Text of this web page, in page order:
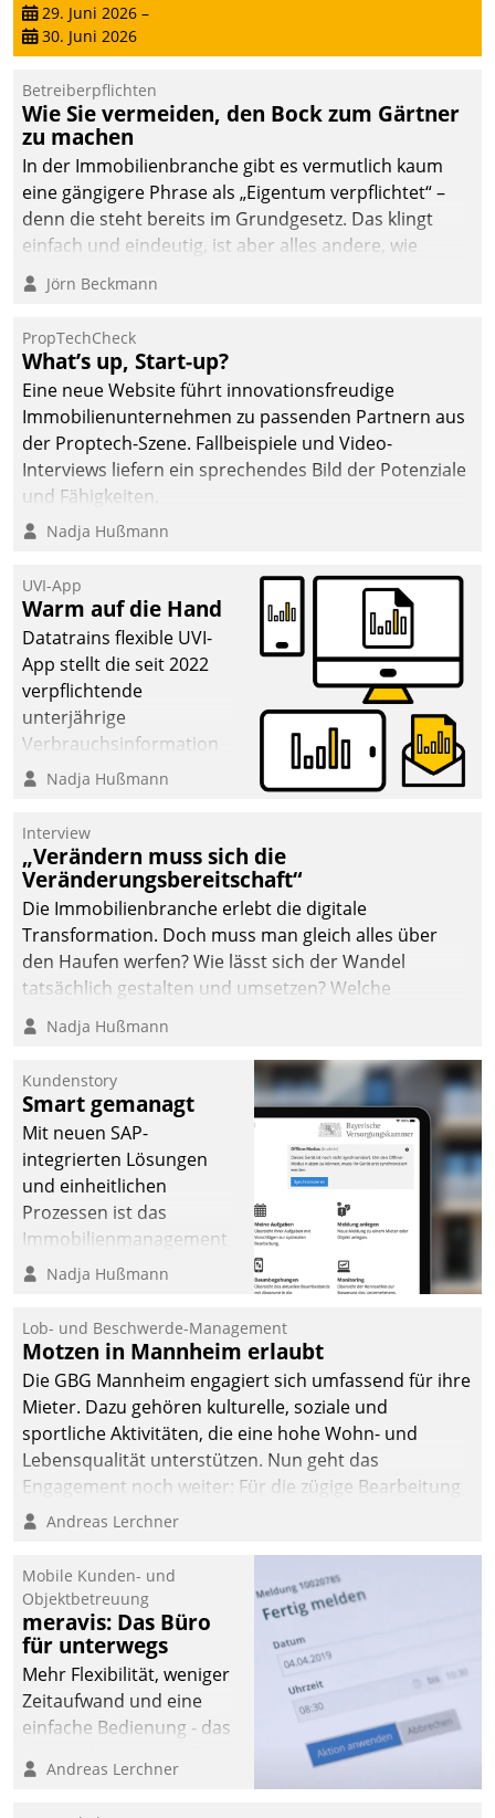
29. Juni 2026 –
30. Juni 2026
Betreiberpflichten
Wie Sie vermeiden, den Bock zum Gärtner
zu machen
In der Immobilienbranche gibt es vermutlich kaum
eine gängigere Phrase als „Eigentum verpflichtet“ –
denn die steht bereits im Grundgesetz. Das klingt
einfach und eindeutig, ist aber alles andere, wie
Branchenbeschäftigte wissen. Denn mit der
Verantwortung folgen Verpflichtungen.
Jörn Beckmann
PropTechCheck
What’s up, Start-up?
Eine neue Website führt innovationsfreudige
Immobilienunternehmen zu passenden Partnern aus
der Proptech-Szene. Fallbeispiele und Video-
Interviews liefern ein sprechendes Bild der Potenziale
und Fähigkeiten.
Nadja Hußmann
UVI-App
Warm auf die Hand
Datatrains flexible UVI-
App stellt die seit 2022
verpflichtende
unterjährige
Verbrauchsinformation
schnell, zuverlässig und
Die monatlichen
Mitteilungen zum
Heizungs- und
Wasserverbrauch gehen
automatisiert, vollständig
und auf Wunsch über
mehrere zuvor
Kommunikationswege bei
Nadja Hußmann
Interview
„Verändern muss sich die
Veränderungsbereitschaft“
Die Immobilienbranche erlebt die digitale
Transformation. Doch muss man gleich alles über
den Haufen werfen? Wie lässt sich der Wandel
tatsächlich gestalten und umsetzen? Welche
Argumente zählen wirklich?
Nadja Hußmann
Kundenstory
Smart gemanagt
Mit neuen SAP-
integrierten Lösungen
und einheitlichen
Prozessen ist das
Immobilienmanagement
der Bayerischen
Ressort Kapitalanlage für
künftige Aufgaben und
Herausforderungen
gerüstet.
Nadja Hußmann
Lob- und Beschwerde-Management
Motzen in Mannheim erlaubt
Die GBG Mannheim engagiert sich umfassend für ihre
Mieter. Dazu gehören kulturelle, soziale und
sportliche Aktivitäten, die eine hohe Wohn- und
Lebensqualität unterstützen. Nun geht das
Engagement noch weiter: Für die zügige Bearbeitung
von Beschwerden – oder Lob – richtet das
und Beschwerde-Management einen eigenen Kanal
ein.
Andreas Lerchner
Mobile Kunden- und
Objektbetreuung
meravis: Das Büro
für unterwegs
Mehr Flexibilität, weniger
Zeitaufwand und eine
einfache Bedienung - das
Cockpit für mobile
Andreas Lerchner